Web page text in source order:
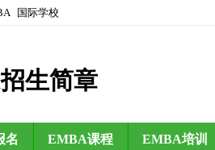
国际学校
生简章
名 EMBA课程 EMBA培训